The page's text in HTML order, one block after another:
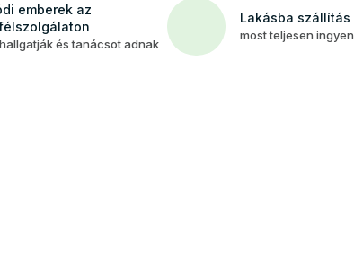
emberek az
és tanácsot adnak
Lakásba szállítás
most teljesen ingyen